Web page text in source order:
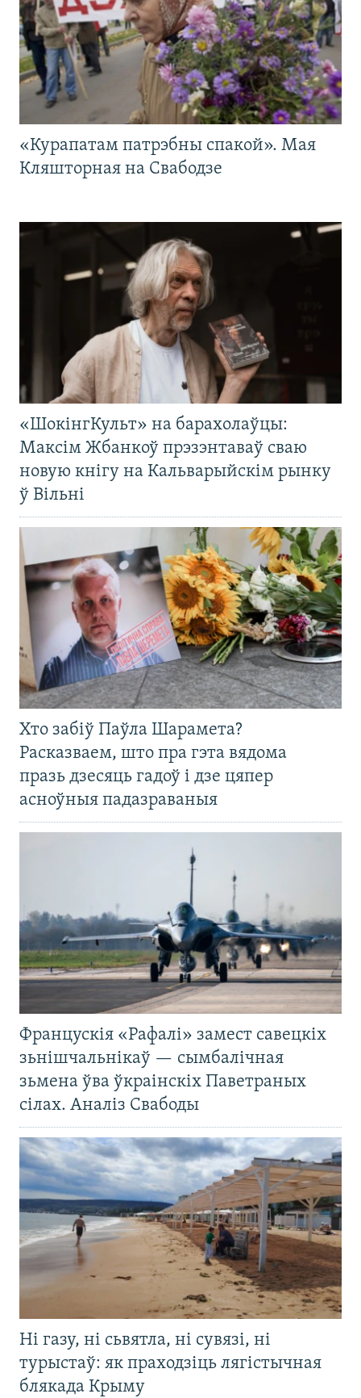
«Курапатам патрэбны спакой». Мая
Кляшторная на Свабодзе
«ШокінгКульт» на барахолаўцы:
Максім Жбанкоў прэзэнтаваў сваю
новую кнігу на Кальварыйскім рынку
ў Вільні
Хто забіў Паўла Шарамета?
Расказваем, што пра гэта вядома
празь дзесяць гадоў і дзе цяпер
асноўныя падазраваныя
Францускія «Рафалі» замест савецкіх
зьнішчальнікаў — сымбалічная
зьмена ўва ўкраінскіх Паветраных
сілах. Аналіз Свабоды
Ні газу, ні сьвятла, ні сувязі, ні
турыстаў: як праходзіць лягістычная
блякада Крыму